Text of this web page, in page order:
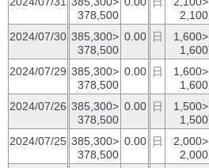
378,500
2,100
2024/07/30 385,300>
378,500
0.00 日
1,600>
1,600
2024/07/29 385,300>
378,500
0.00 日
1,600>
1,600
2024/07/26 385,300>
378,500
0.00 日
1,500>
1,500
2024/07/25 385,300>
378,500
0.00 日
2,000>
2,000